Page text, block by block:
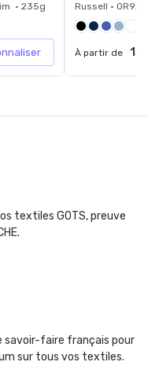
• 235g Russell •
À partir de
textiles GOTS, preuve
savoir-faire français pour
sur tous vos textiles.